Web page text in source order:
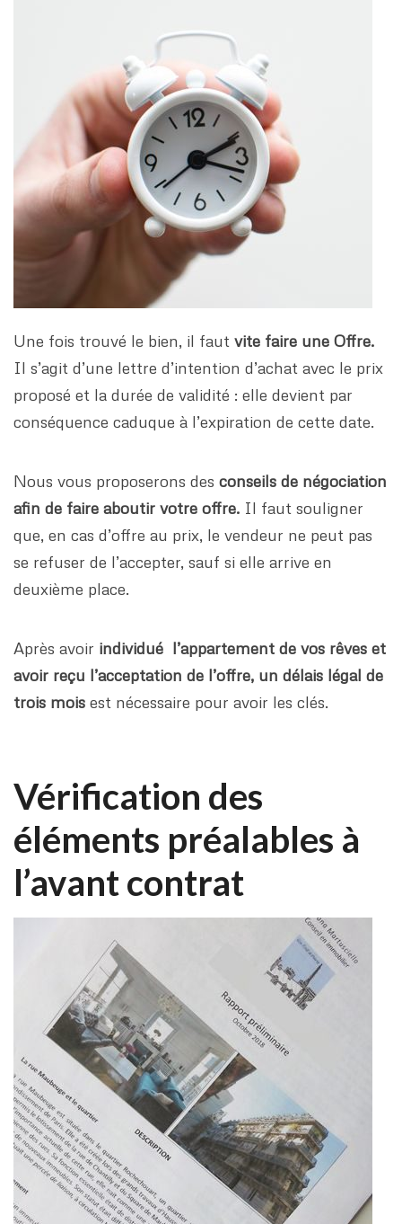
Une fois trouvé le bien, il faut vite faire une Offre.
Il s’agit d’une lettre d’intention d’achat avec le prix
proposé et la durée de validité : elle devient par
conséquence caduque à l’expiration de cette date.
Nous vous proposerons des conseils de négociation
afin de faire aboutir votre offre. Il faut souligner
que, en cas d’offre au prix, le vendeur ne peut pas
se refuser de l’accepter, sauf si elle arrive en
deuxième place.
Après avoir individué l’appartement de vos rêves et
avoir reçu l’acceptation de l’offre, un délais légal de
trois mois est nécessaire pour avoir les clés.
Vérification des
éléments préalables à
l’avant contrat